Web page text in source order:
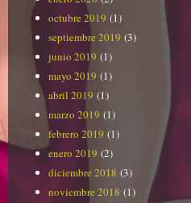
octubre 2019 (1)
septiembre 2019 (3)
junio 2019 (1)
mayo 2019 (1)
abril 2019 (1)
marzo 2019 (1)
febrero 2019 (1)
enero 2019 (2)
diciembre 2018 (3)
noviembre 2018 (1)